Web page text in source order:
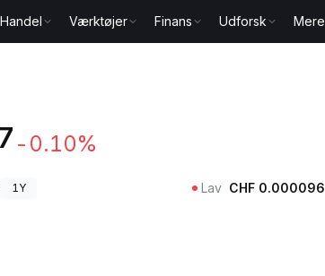
Handel Værktøjer Finans Udforsk Mere
-0.10%
1Y Lav CHF 0.000096